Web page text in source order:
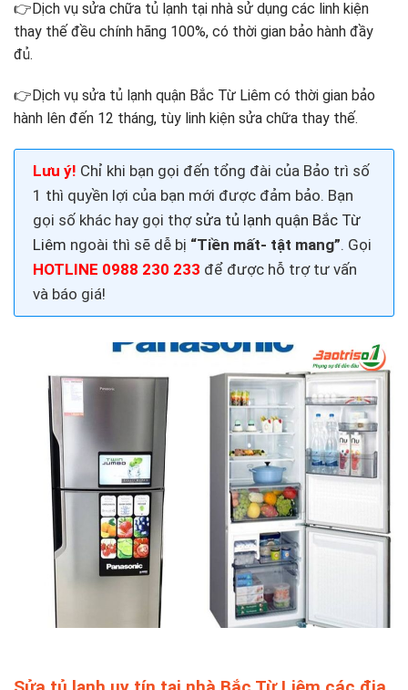
👉Dịch vụ sửa chữa tủ lạnh tại nhà sử dụng các linh kiện
thay thế đều chính hãng 100%, có thời gian bảo hành đầy
đủ.
👉 Dịch vụ sửa tủ lạnh quận Bắc Từ Liêm có thời gian bảo
hành lên đến 12 tháng, tùy linh kiện sửa chữa thay thế.
Lưu ý! Chỉ khi bạn gọi đến tổng đài của Bảo trì số
1 thì quyền lợi của bạn mới được đảm bảo. Bạn
gọi số khác hay gọi thợ sửa tủ lạnh quận Bắc Từ
Liêm ngoài thì sẽ dễ bị “Tiền mất- tật mang”. Gọi
HOTLINE 0988 230 233 để được hỗ trợ tư vấn
và báo giá!